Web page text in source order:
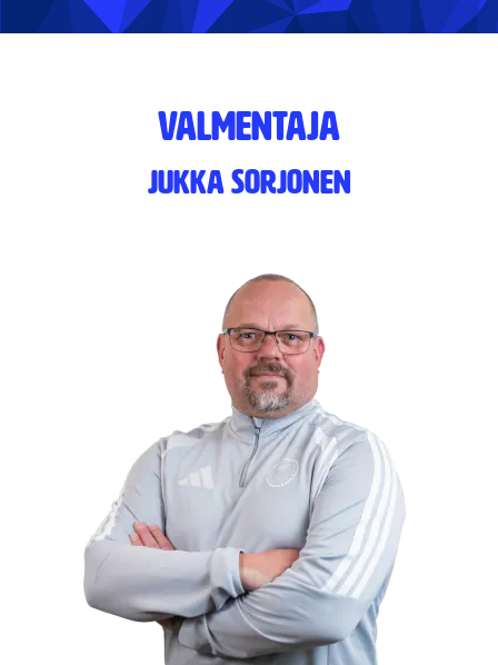
VALMENTAJA
Jukka Sorjonen